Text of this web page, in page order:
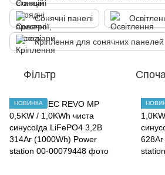
Сонячні панелі
Кріплення для сонячних панелей
Фільтр
НОВИНКА